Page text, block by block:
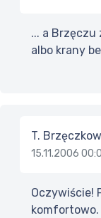
... a Brzęczu
albo krany
T.
15.11.2006
Oczywiście!
komfortowo.